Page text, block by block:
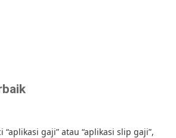
gaji” atau “aplikasi slip gaji”,